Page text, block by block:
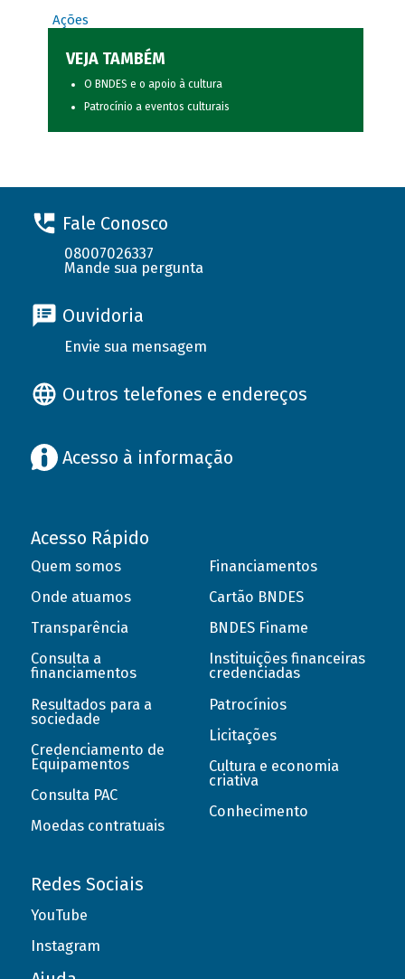
Ações
VEJA TAMBÉM
O BNDES e o apoio à cultura
Patrocínio a eventos culturais
Fale Conosco
08007026337
Mande sua pergunta
Ouvidoria
Envie sua mensagem
Outros telefones e endereços
Acesso à informação
Acesso Rápido
Quem somos
Onde atuamos
Transparência
Consulta a
financiamentos
Resultados para a
sociedade
Credenciamento de
Equipamentos
Consulta PAC
Moedas contratuais
Financiamentos
Cartão BNDES
BNDES Finame
Instituições financeiras
credenciadas
Patrocínios
Licitações
Cultura e economia
criativa
Conhecimento
Redes Sociais
YouTube
Instagram